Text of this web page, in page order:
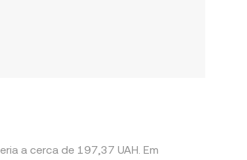
a cerca de 197,37 UAH. Em